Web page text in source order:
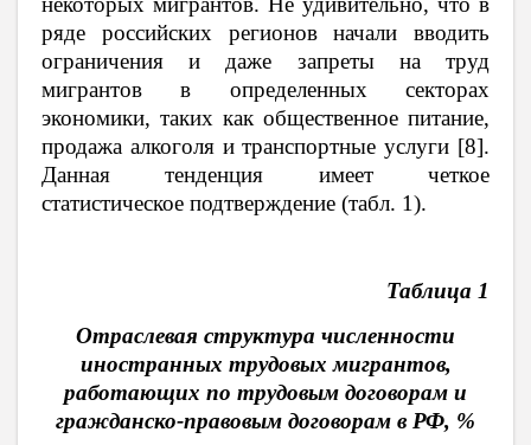
ряде российских регионов начали вводить
ограничения и даже запреты на труд
мигрантов в определенных секторах
экономики, таких как общественное питание,
продажа алкоголя и транспортные услуги [8].
Данная тенденция имеет четкое
статистическое подтверждение (табл. 1).
Таблица 1
Отраслевая структура численности
иностранных трудовых мигрантов,
работающих по трудовым договорам и
гражданско-правовым договорам в РФ, %